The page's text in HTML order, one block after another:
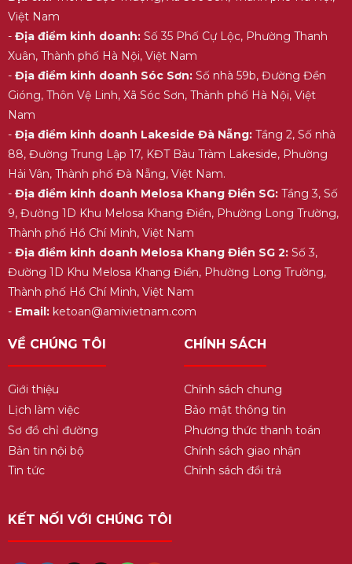
Việt Nam
- Địa điểm kinh doanh:Số 35 Phố Cự Lộc, Phường Thanh
Xuân, Thành phố Hà Nội, Việt Nam
- Địa điểm kinh doanh Sóc Sơn:Số nhà 59b, Đường Đền
Gióng, Thôn Vệ Linh, Xã Sóc Sơn, Thành phố Hà Nội, Việt
Nam
- Địa điểm kinh doanh Lakeside Đà Nẵng:Tầng 2, Số nhà
88, Đường Trung Lập 17, KĐT Bàu Tràm Lakeside, Phường
Hải Vân, Thành phố Đà Nẵng, Việt Nam.
- Địa điểm kinh doanh Melosa Khang Điền SG:Tầng 3, Số
9, Đường 1D Khu Melosa Khang Điền, Phường Long Trường,
Thành phố Hồ Chí Minh, Việt Nam
- Địa điểm kinh doanh Melosa Khang Điền SG 2:Số 3,
Đường 1D Khu Melosa Khang Điền, Phường Long Trường,
Thành phố Hồ Chí Minh, Việt Nam
- Email:ketoan@amivietnam.com
VỀ CHÚNG TÔI
Giới thiệu
Lịch làm việc
Sơ đồ chỉ đường
Bản tin nội bộ
Tin tức
CHÍNH SÁCH
Chính sách chung
Bảo mật thông tin
Phương thức thanh toán
Chính sách giao nhận
Chính sách đổi trả
KẾT NỐI VỚI CHÚNG TÔI